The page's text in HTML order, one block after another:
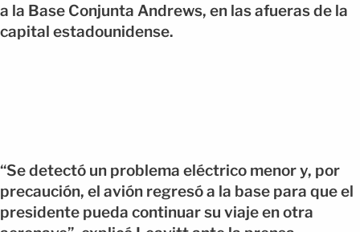
a la Base Conjunta Andrews, en las afueras de la
capital estadounidense.
“Se detectó un problema eléctrico menor y, por
precaución, el avión regresó a la base para que el
presidente pueda continuar su viaje en otra